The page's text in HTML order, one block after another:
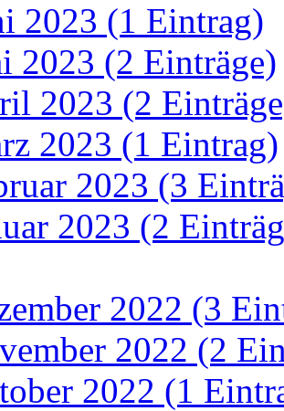
2023 (1 Eintrag)
2023 (2 Einträge)
2023 (2
2023 (1 Eintrag)
2023 (3
2023 (2
2022 (3
2022 (2
2022 (1